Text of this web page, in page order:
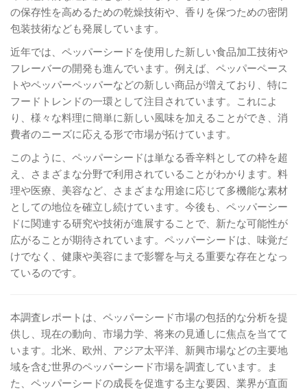
の保存性を高めるための乾燥技術や、香りを保つための密閉
包装技術なども発展しています。
近年では、ペッパーシードを使用した新しい食品加工技術や
フレーバーの開発も進んでいます。例えば、ペッパーペース
トやペッパーペッパーなどの新しい商品が増えており、特に
フードトレンドの一環として注目されています。これによ
り、様々な料理に簡単に新しい風味を加えることができ、消
費者のニーズに応える形で市場が拓けています。
このように、ペッパーシードは単なる香辛料としての枠を超
え、さまざまな分野で利用されていることがわかります。料
理や医療、美容など、さまざまな用途に応じて多機能な素材
としての地位を確立し続けています。今後も、ペッパーシー
ドに関連する研究や技術が進展することで、新たな可能性が
広がることが期待されています。ペッパーシードは、味覚だ
けでなく、健康や美容にまで影響を与える重要な存在となっ
ているのです。
本調査レポートは、ペッパーシード市場の包括的な分析を提
供し、現在の動向、市場力学、将来の見通しに焦点を当てて
います。北米、欧州、アジア太平洋、新興市場などの主要地
域を含む世界のペッパーシード市場を調査しています。ま
た、ペッパーシードの成長を促進する主な要因、業界が直面